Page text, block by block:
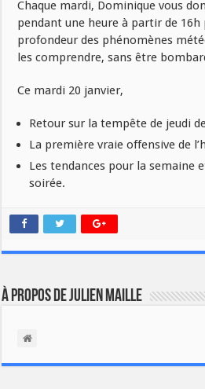
Chaque mardi, Dominique vous
pendant une heure à partir de 16h
profondeur des phénomènes
les comprendre, sans être
Ce mardi 20 janvier,
Retour sur la tempête de jeudi
La première vraie offensive de
Les tendances pour la semaine
soirée.
À propos de Julien Maille